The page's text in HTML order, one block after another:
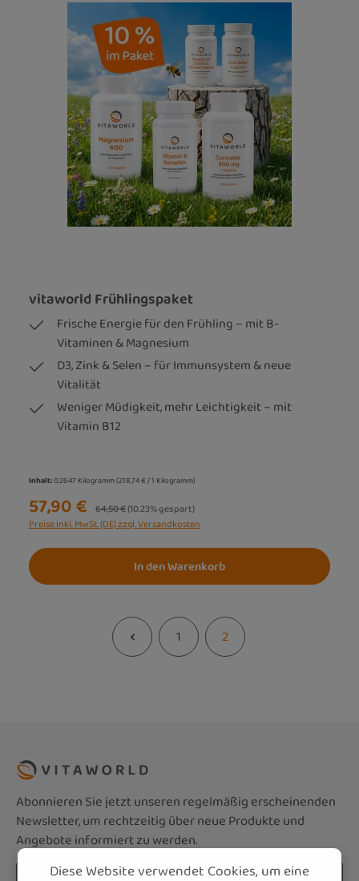
vitaworld Frühlingspaket
Frische Energie für den Frühling – mit B-
Vitaminen & Magnesium
D3, Zink & Selen – für Immunsystem & neue
Vitalität
Weniger Müdigkeit, mehr Leichtigkeit – mit
Vitamin B12
Inhalt:0.2647 Kilogramm(218,74 € / 1 Kilogramm)
57,90 € Regulärer Preis:
64,50 €(10.23% gespart)
Preise inkl. MwSt. (DE) zzgl. Versandkosten
In den Warenkorb
Seite
1 Seite
2
Abonnieren Sie jetzt unseren regelmäßig erscheinenden
Newsletter, um rechtzeitig über neue Produkte und
Angebote informiert zu werden.
E-Mail-Adresse*
Diese Website verwendet Cookies, um eine